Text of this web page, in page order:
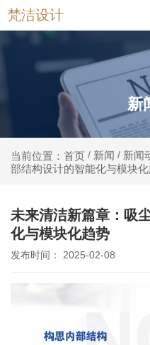
梵洁设计
新
当前位置：首页 / 新闻 / 新闻
部结构设计的智能化与模块
未来清洁新篇章：吸
化与模块化趋势
发布时间： 2025-02-08